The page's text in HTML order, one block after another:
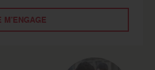
M'ENGAGE